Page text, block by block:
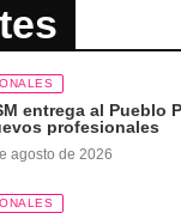
entrega al Pueblo
profesionales
agosto de 2026